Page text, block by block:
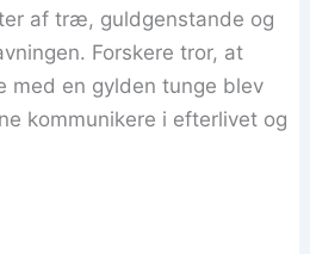
af træ, guldgenstande og
Forskere tror, at
med en gylden tunge blev
kommunikere i efterlivet og